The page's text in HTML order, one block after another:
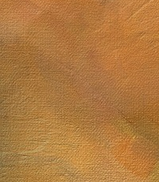
Sol. 19 de julio de 2026